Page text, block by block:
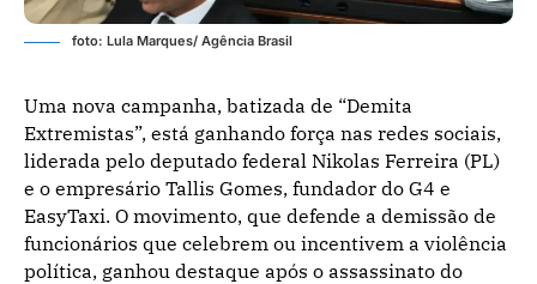
foto: Lula Marques/ Agência Brasil
Uma nova campanha, batizada de “Demita
Extremistas”, está ganhando força nas redes sociais,
liderada pelo deputado federal Nikolas Ferreira (PL)
e o empresário Tallis Gomes, fundador do G4 e
EasyTaxi. O movimento, que defende a demissão de
funcionários que celebrem ou incentivem a violência
política, ganhou destaque após o assassinato do